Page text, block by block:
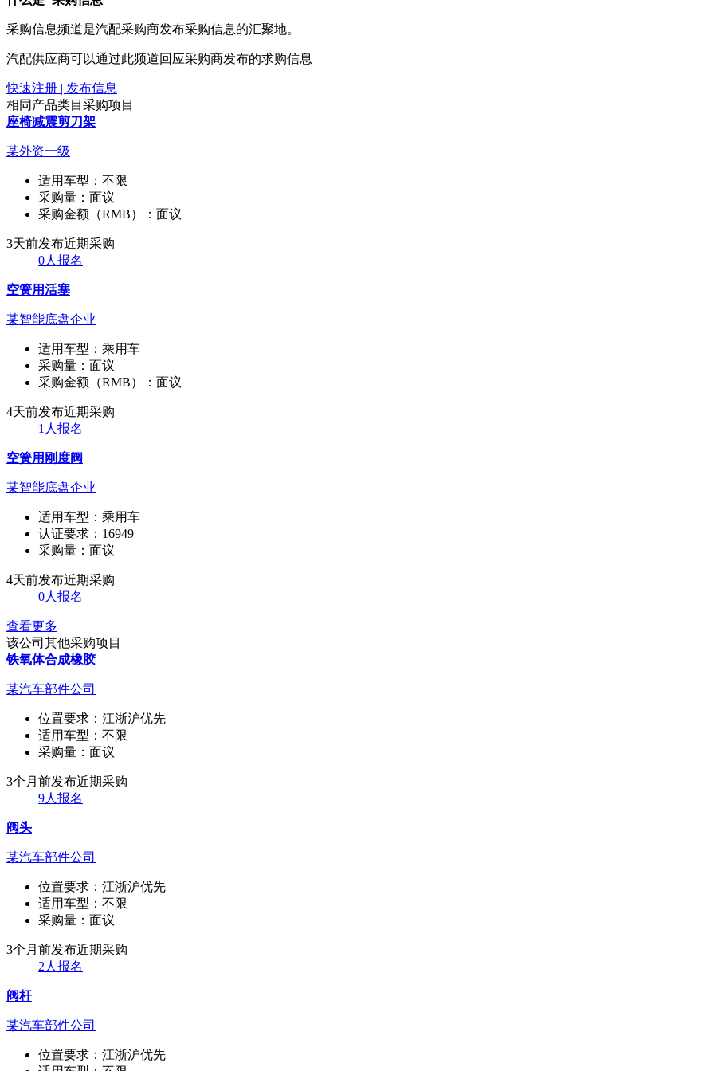
采购信息频道是汽配采购商发布采购信息的汇聚地。
汽配供应商可以通过此频道回应采购商发布的求购信息
快速注册 | 发布信息
相同产品类目采购项目
座椅减震剪刀架
某外资一级
适用车型： 不限
采购量： 面议
采购金额（RMB）： 面议
3天前发布近期采购
0人报名
空簧用活塞
某智能底盘企业
适用车型： 乘用车
采购量： 面议
采购金额（RMB）： 面议
4天前发布近期采购
1人报名
空簧用刚度阀
某智能底盘企业
适用车型： 乘用车
认证要求： 16949
采购量： 面议
4天前发布近期采购
0人报名
查看更多
该公司其他采购项目
铁氧体合成橡胶
某汽车部件公司
位置要求： 江浙沪优先
适用车型： 不限
采购量： 面议
3个月前发布近期采购
9人报名
阀头
某汽车部件公司
位置要求： 江浙沪优先
适用车型： 不限
采购量： 面议
3个月前发布近期采购
2人报名
阀杆
某汽车部件公司
位置要求： 江浙沪优先